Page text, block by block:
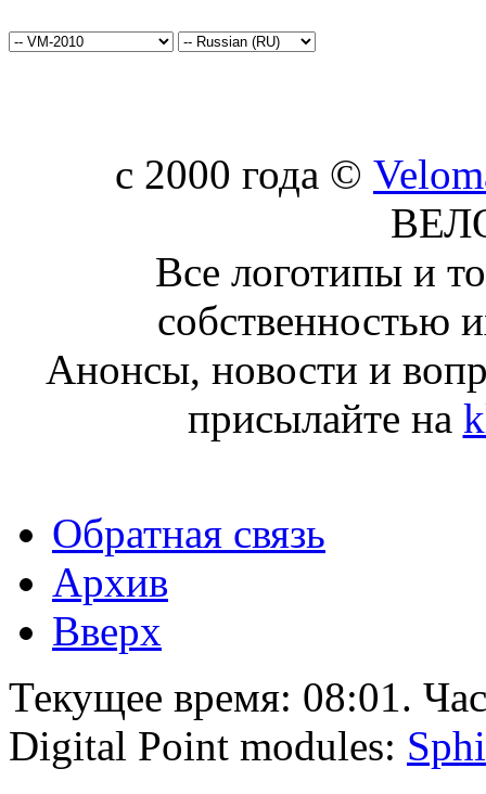
c 2000 года ©
Все логотипы и
собственностью
Анонсы, новости и
присылайте на
Обратная связь
Архив
Вверх
Текущее время: 08:01.
Digital Point modules: